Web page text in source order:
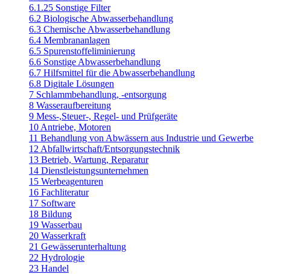
6.1.25 Sonstige Filter
6.2 Biologische Abwasserbehandlung
6.3 Chemische Abwasserbehandlung
6.4 Membrananlagen
6.5 Spurenstoffeliminierung
6.6 Sonstige Abwasserbehandlung
6.7 Hilfsmittel für die Abwasserbehandlung
6.8 Digitale Lösungen
7 Schlammbehandlung, -entsorgung
8 Wasseraufbereitung
9 Mess-,Steuer-, Regel- und Prüfgeräte
10 Antriebe, Motoren
11 Behandlung von Abwässern aus Industrie und Gewerbe
12 Abfallwirtschaft/Entsorgungstechnik
13 Betrieb, Wartung, Reparatur
14 Dienstleistungsunternehmen
15 Werbeagenturen
16 Fachliteratur
17 Software
18 Bildung
19 Wasserbau
20 Wasserkraft
21 Gewässerunterhaltung
22 Hydrologie
23 Handel